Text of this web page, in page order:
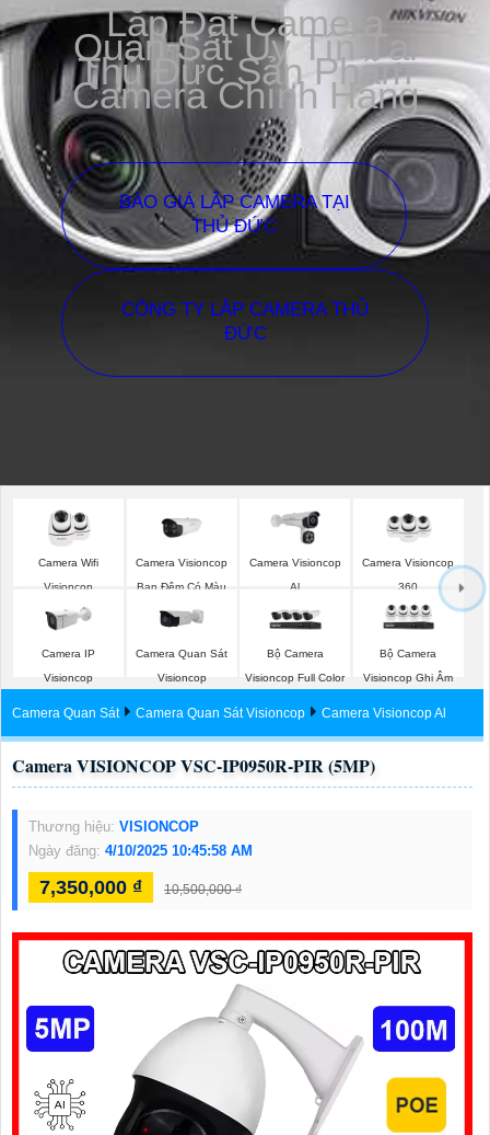
Lắp Đặt Camera
Quan Sát Uy Tín Tại
Thủ Đức Sản Phẩm
Camera Chính Hãng
BÁO GIÁ LẮP CAMERA TẠI
THỦ ĐỨC
CÔNG TY LẮP CAMERA THỦ
ĐỨC
Camera Wifi
Visioncop
Camera Visioncop
Ban Đêm Có Màu
Camera Visioncop
Al
Camera Visioncop
360
Camera IP
Visioncop
Camera Quan Sát
Visioncop
Bộ Camera
Visioncop Full Color
Bộ Camera
Visioncop Ghi Âm
Camera Quan Sát Camera Quan Sát Visioncop Camera Visioncop Al
Camera VISIONCOP VSC-IP0950R-PIR (5MP)
Thương hiệu: VISIONCOP
Ngày đăng: 4/10/2025 10:45:58 AM
7,350,000 ₫ 10,500,000 ₫